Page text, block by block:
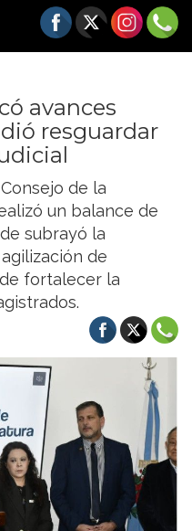
avances
resguardar
de la
un balance de
subrayó la
de
fortalecer la